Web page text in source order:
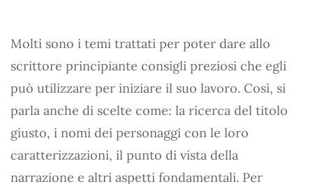
Molti sono i temi trattati per poter dare allo
scrittore principiante consigli preziosi che egli
può utilizzare per iniziare il suo lavoro. Così, si
parla anche di scelte come: la ricerca del titolo
giusto, i nomi dei personaggi con le loro
caratterizzazioni, il punto di vista della
narrazione e altri aspetti fondamentali. Per